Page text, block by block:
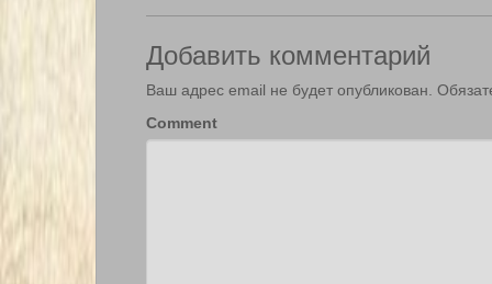
Добавить комментарий
Ваш адрес email не будет опубликован.
Comment